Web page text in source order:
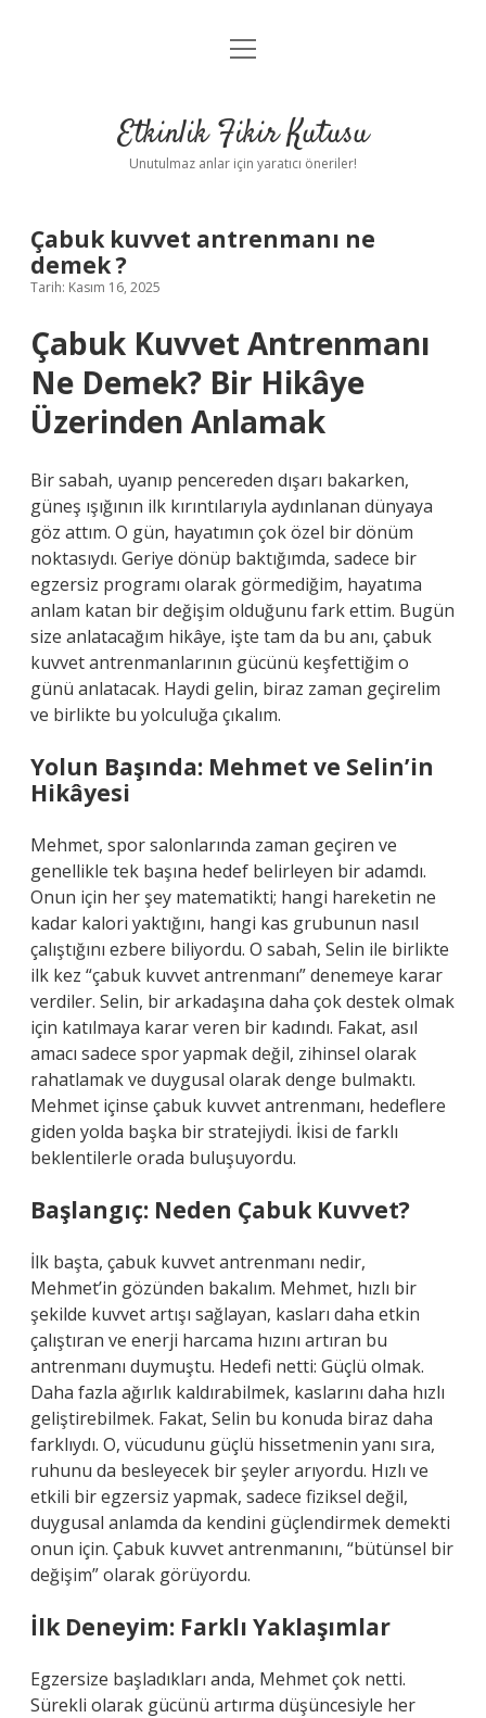
Anasayfa
Yasal Uyarı
menüyü
Etkinlik Fikir Kutusu
Unutulmaz anlar için yaratıcı öneriler!
Çabuk kuvvet antrenmanı ne
demek ?
Tarih: Kasım 16, 2025
Çabuk Kuvvet Antrenmanı
Ne Demek? Bir Hikâye
Üzerinden Anlamak
Bir sabah, uyanıp pencereden dışarı bakarken,
güneş ışığının ilk kırıntılarıyla aydınlanan dünyaya
göz attım. O gün, hayatımın çok özel bir dönüm
noktasıydı. Geriye dönüp baktığımda, sadece bir
egzersiz programı olarak görmediğim, hayatıma
anlam katan bir değişim olduğunu fark ettim. Bugün
size anlatacağım hikâye, işte tam da bu anı, çabuk
kuvvet antrenmanlarının gücünü keşfettiğim o
günü anlatacak. Haydi gelin, biraz zaman geçirelim
ve birlikte bu yolculuğa çıkalım.
Yolun Başında: Mehmet ve Selin’in
Hikâyesi
Mehmet, spor salonlarında zaman geçiren ve
genellikle tek başına hedef belirleyen bir adamdı.
Onun için her şey matematikti; hangi hareketin ne
kadar kalori yaktığını, hangi kas grubunun nasıl
çalıştığını ezbere biliyordu. O sabah, Selin ile birlikte
ilk kez “çabuk kuvvet antrenmanı” denemeye karar
verdiler. Selin, bir arkadaşına daha çok destek olmak
için katılmaya karar veren bir kadındı. Fakat, asıl
amacı sadece spor yapmak değil, zihinsel olarak
rahatlamak ve duygusal olarak denge bulmaktı.
Mehmet içinse çabuk kuvvet antrenmanı, hedeflere
giden yolda başka bir stratejiydi. İkisi de farklı
beklentilerle orada buluşuyordu.
Başlangıç: Neden Çabuk Kuvvet?
İlk başta, çabuk kuvvet antrenmanı nedir,
Mehmet’in gözünden bakalım. Mehmet, hızlı bir
şekilde kuvvet artışı sağlayan, kasları daha etkin
çalıştıran ve enerji harcama hızını artıran bu
antrenmanı duymuştu. Hedefi netti: Güçlü olmak.
Daha fazla ağırlık kaldırabilmek, kaslarını daha hızlı
geliştirebilmek. Fakat, Selin bu konuda biraz daha
farklıydı. O, vücudunu güçlü hissetmenin yanı sıra,
ruhunu da besleyecek bir şeyler arıyordu. Hızlı ve
etkili bir egzersiz yapmak, sadece fiziksel değil,
duygusal anlamda da kendini güçlendirmek demekti
onun için. Çabuk kuvvet antrenmanını, “bütünsel bir
değişim” olarak görüyordu.
İlk Deneyim: Farklı Yaklaşımlar
Egzersize başladıkları anda, Mehmet çok netti.
Sürekli olarak gücünü artırma düşüncesiyle her